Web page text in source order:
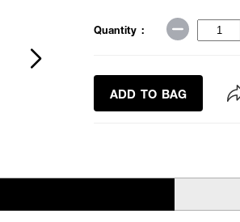
Quantity :
ADD TO BAG